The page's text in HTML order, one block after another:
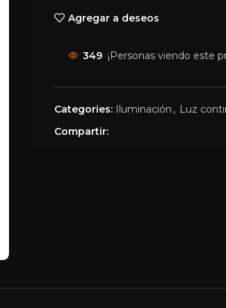
Agregar a deseos
349 ¡Personas viendo este
Categories: Iluminación , Luz
Compartir: